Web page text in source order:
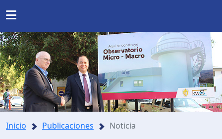
INSTITUCIONAL
Somos UDB
Nuestra historia
Ubicación
Y PROGRAMAS
Listado de carreras
Posgrados
INVESTIGACIÓN
Presentación
formación en investigación
Noticias
Inicio Publicaciones Noticia